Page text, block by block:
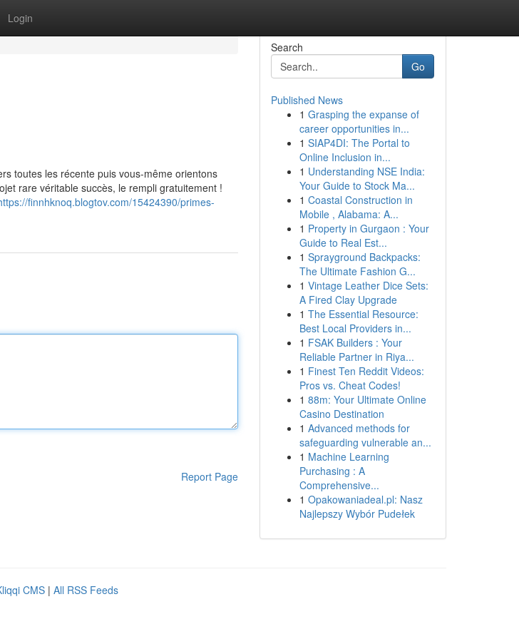
Login
toutes les récente puis vous-même orientons
rare véritable succès, le rempli gratuitement !
finnhknoq.blogtov.com/15424390/primes-
Report Page
Search
Go
Published News
1 Grasping the expanse of
career opportunities in...
1 SIAP4DI: The Portal to
Online Inclusion in...
1 Understanding NSE India:
Your Guide to Stock Ma...
1 Coastal Construction in
Mobile , Alabama: A...
1 Property in Gurgaon : Your
Guide to Real Est...
1 Sprayground Backpacks:
The Ultimate Fashion G...
1 Vintage Leather Dice Sets:
A Fired Clay Upgrade
1 The Essential Resource:
Best Local Providers in...
1 FSAK Builders : Your
Reliable Partner in Riya...
1 Finest Ten Reddit Videos:
Pros vs. Cheat Codes!
1 88m: Your Ultimate Online
Casino Destination
1 Advanced methods for
safeguarding vulnerable an...
1 Machine Learning
Purchasing : A
Comprehensive...
1 Opakowaniadeal.pl: Nasz
Najlepszy Wybór Pudełek
CMS | All RSS Feeds